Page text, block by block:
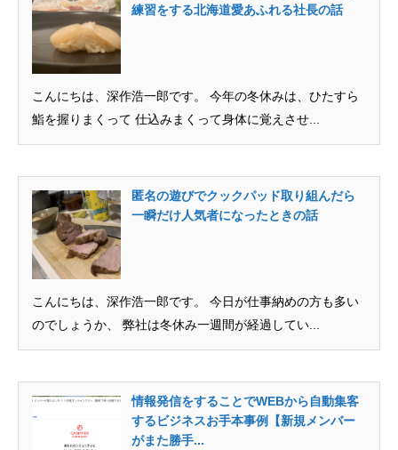
練習をする北海道愛あふれる社長の話
こんにちは、深作浩一郎です。 今年の冬休みは、ひたすら
鮨を握りまくって 仕込みまくって身体に覚えさせ...
匿名の遊びでクックパッド取り組んだら
一瞬だけ人気者になったときの話
こんにちは、深作浩一郎です。 今日が仕事納めの方も多い
のでしょうか、 弊社は冬休み一週間が経過してい...
情報発信をすることでWEBから自動集客
するビジネスお手本事例【新規メンバー
がまた勝手...